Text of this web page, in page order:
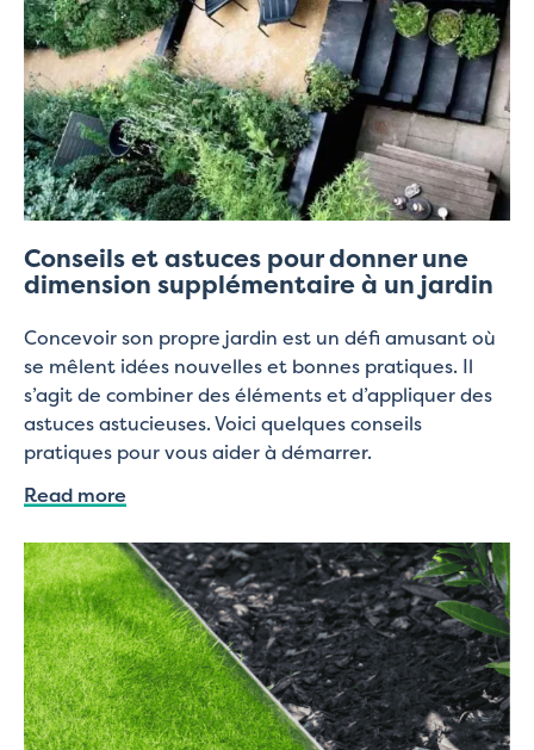
Conseils et astuces pour donner une
dimension supplémentaire à un jardin
Concevoir son propre jardin est un défi amusant où
se mêlent idées nouvelles et bonnes pratiques. Il
s’agit de combiner des éléments et d’appliquer des
astuces astucieuses. Voici quelques conseils
pratiques pour vous aider à démarrer.
Read more